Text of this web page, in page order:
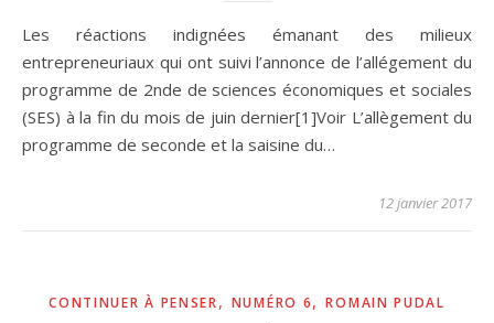
Les réactions indignées émanant des milieux
entrepreneuriaux qui ont suivi l’annonce de l’allégement du
programme de 2nde de sciences économiques et sociales
(SES) à la fin du mois de juin dernier[1]Voir L’allègement du
programme de seconde et la saisine du…
12 janvier 2017
CONTINUER À PENSER, NUMÉRO 6,ROMAIN PUDAL